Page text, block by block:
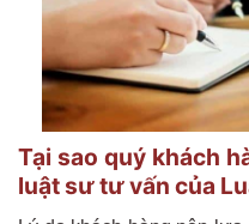
Tại sao quý khách
luật sư tư vấn của